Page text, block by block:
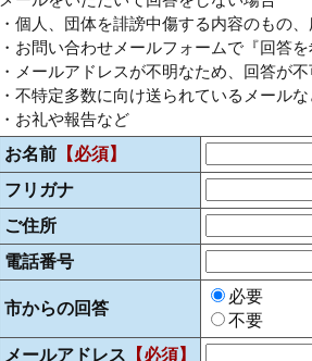
・個人、団体を誹謗中傷する内容のもの
・お問い合わせメールフォームで『回答
・メールアドレスが不明なため、回答が
・不特定多数に向け送られているメール
・お礼や報告など
お名前 【必須】
フリガナ
ご住所
電話番号
市からの回答
必要
不要
メールアドレス 【必須】